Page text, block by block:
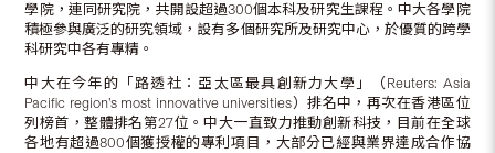
學院，連同研究院，共開設超過300個本科及研究生課程。中大各學院
積極參與廣泛的研究領域，設有多個研究所及研究中心，於優質的跨學
科研究中各有專精。
中大在今年的「路透社：亞太區最具創新力大學」（Reuters: Asia
Pacific region’s most innovative universities）排名中，再次在香港區位
列榜首，整體排名第27位。中大一直致力推動創新科技，目前在全球
各地有超過800個獲授權的專利項目，大部分已經與業界達成合作協